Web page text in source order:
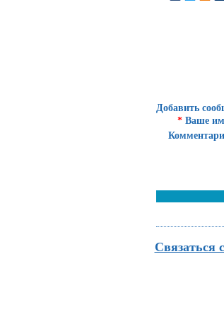
Добавить
* Ваше
Связаться